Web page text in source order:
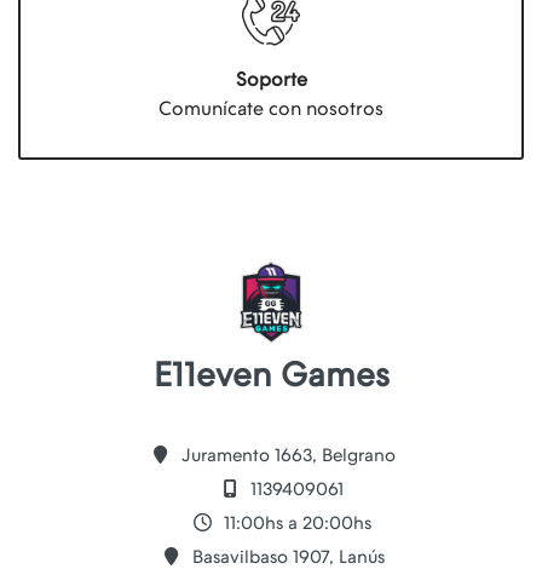
Soporte
Comunícate con nosotros
E11even Games
Juramento 1663, Belgrano
1139409061
11:00hs a 20:00hs
Basavilbaso 1907, Lanús